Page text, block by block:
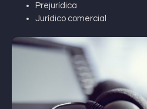
Prejurídica
Jurídico comercial